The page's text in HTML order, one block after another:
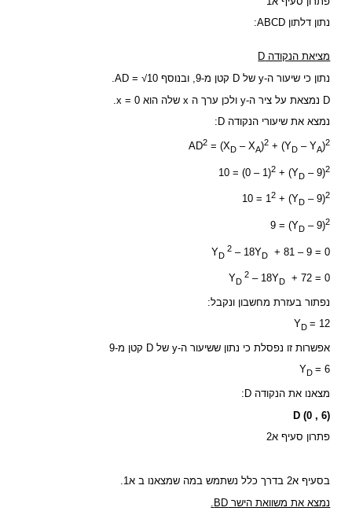
נתון דלתון ABCD:
מציאת הנקודה D
נתון כי שיעור ה-y של D קטן מ-9, ובנוסף AD = √10.
D נמצאת על ציר ה-y ולכן ערך ה x שלה הוא x = 0.
נמצא את שיעורי הנקודה D:
AD2 = (XD – XA)2 + (YD – YA)2
10 = (0 – 1)2 + (YD – 9)2
10 = 12 + (YD – 9)2
9 = (YD – 9)2
YD
2 – 18YD + 81 – 9 = 0
YD
2 – 18YD + 72 = 0
נפתור בעזרת מחשבון ונקבל:
YD= 12
אפשרות זו נפסלת כי נתון ששיעור ה-y של D קטן מ-9
YD= 6
מצאנו את הנקודה D:
D (0 , 6)
פתרון סעיף א2
בסעיף א2 בדרך כלל נשתמש במה שמצאנו ב א1.
נמצא את משוואת הישר BD.